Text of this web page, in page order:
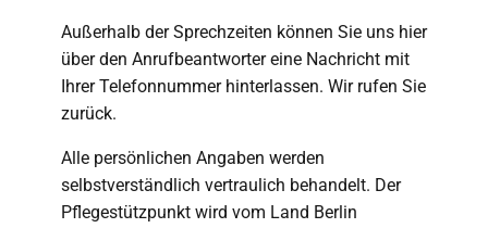
Außerhalb der Sprechzeiten können Sie uns hier
über den Anrufbeantworter eine Nachricht mit
Ihrer Telefonnummer hinterlassen. Wir rufen Sie
zurück.
Alle persönlichen Angaben werden
selbstverständlich vertraulich behandelt. Der
Pflegestützpunkt wird vom Land Berlin